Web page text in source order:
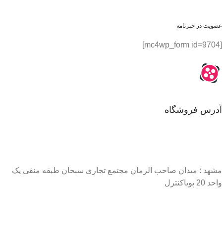
عضویت در خبرنامه
[mc4wp_form id=9704]
آدرس فروشگاه
مشهد : میدان صاحب الزمان مجتمع تجاری سبحان طبقه منفی یک
واحد 20 پویاکنترل